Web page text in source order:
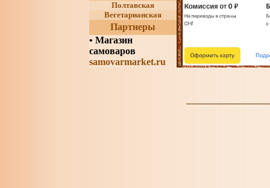
Полтавская
Вегетарианская
Партнеры
• Магазин
самоваров
samovarmarket.ru